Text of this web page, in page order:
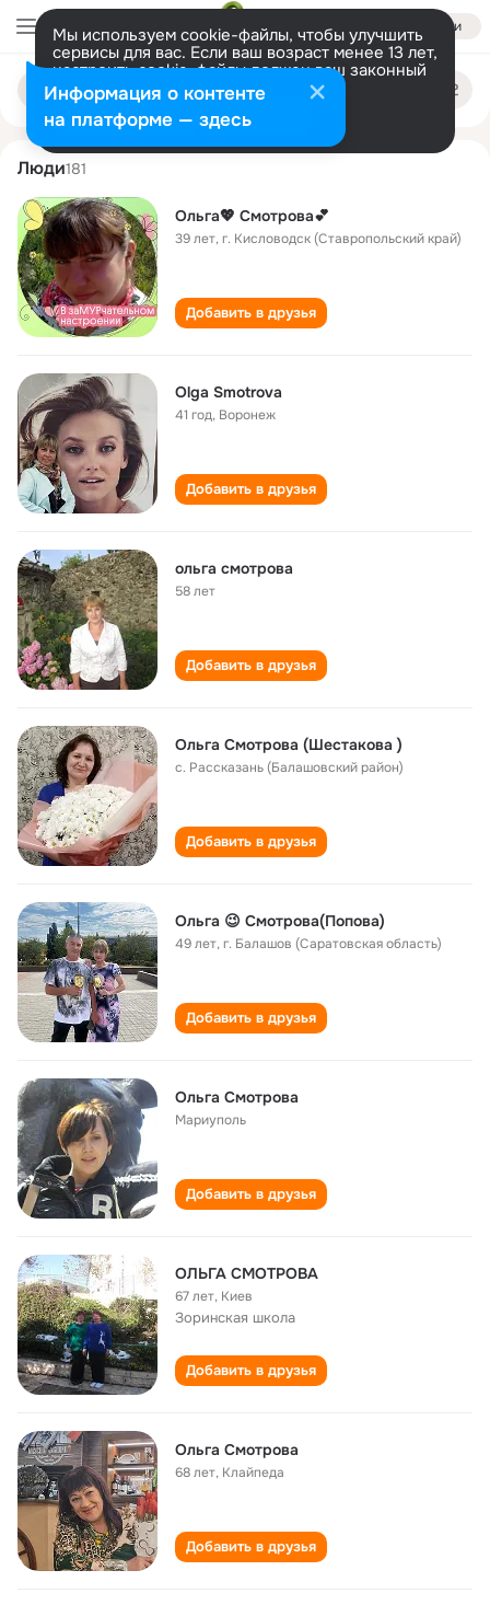
Войти
Мы используем cookie-файлы, чтобы улучшить
сервисы для вас. Если ваш возраст менее 13 лет,
настроить cookie-файлы должен ваш законный
представитель. Больше информации
Разрешить все Настроить
Поиск
людям
olga smotrova
Люди181
Ольга💖 Смотрова💕
39 лет,г. Кисловодск (Ставропольский край)
Добавить в друзья
Olga Smotrova
41 год, Воронеж
Добавить в друзья
ольга смотрова
58 лет
Добавить в друзья
Ольга Смотрова (Шестакова )
с. Рассказань (Балашовский район)
Добавить в друзья
Ольга 😉 Смотрова(Попова)
49 лет,г. Балашов (Саратовская область)
Добавить в друзья
Ольга Смотрова
Мариуполь
Добавить в друзья
ОЛЬГА СМОТРОВА
67 лет, Киев
Зоринская школа
Добавить в друзья
Ольга Смотрова
68 лет, Клайпеда
Добавить в друзья
Информация о контенте
на платформе — здесь